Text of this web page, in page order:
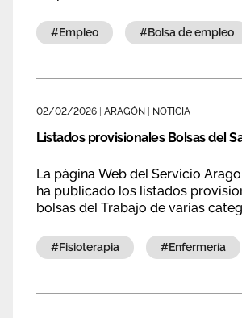
Servicios
Ventajas
Noticias
Publicaciones
Vídeos
Área privada
Únete
#empleo #bolsa de empleo
02/02/2026 ARAGÓN NOTICIA
Listados provisionales Bolsas del
La página Web del Servicio
ha publicado los listados
bolsas del Trabajo de varias
estos listados provisionales
de febrero de 2026 y finaliza el
#fisioterapia #enfermería